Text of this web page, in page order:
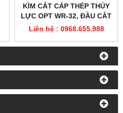
KÌM CẮT CÁP THÉP THỦY
LỰC OPT WR-32, ĐẦU CẮT
CÁP WR-32H
Liên hệ : 0968.655.988